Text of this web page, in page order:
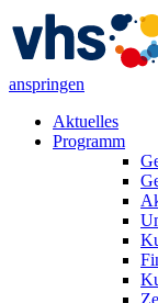
anspringen
Aktuelles
Programm